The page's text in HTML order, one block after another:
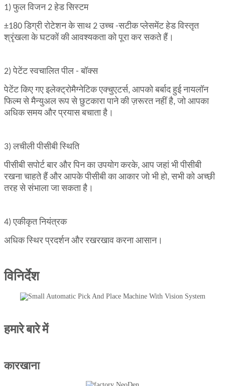
1) फुल विजन 2 हेड सिस्टम
±180 डिग्री रोटेशन के साथ 2 उच्च -सटीक प्लेसमेंट हेड विस्तृत
श्रृंखला के घटकों की आवश्यकता को पूरा कर सकते हैं।
2) पेटेंट स्वचालित पील - बॉक्स
पेटेंट किए गए इलेक्ट्रोमैग्नेटिक एक्चुएटर्स, आपको बर्बाद हुई नायलॉन
फिल्म से मैन्युअल रूप से छुटकारा पाने की ज़रूरत नहीं है, जो आपका
अधिक समय और प्रयास बचाता है।
3) लचीली पीसीबी स्थिति
पीसीबी सपोर्ट बार और पिन का उपयोग करके, आप जहां भी पीसीबी
रखना चाहते हैं और आपके पीसीबी का आकार जो भी हो, सभी को अच्छी
तरह से संभाला जा सकता है।
4) एकीकृत नियंत्रक
अधिक स्थिर प्रदर्शन और रखरखाव करना आसान।
विनिर्देश
हमारे बारे में
कारखाना